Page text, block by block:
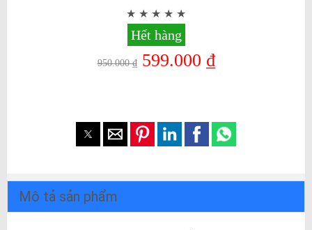
Hết hàng
950.000 ₫599.000 ₫
Mô tả sản phẩm